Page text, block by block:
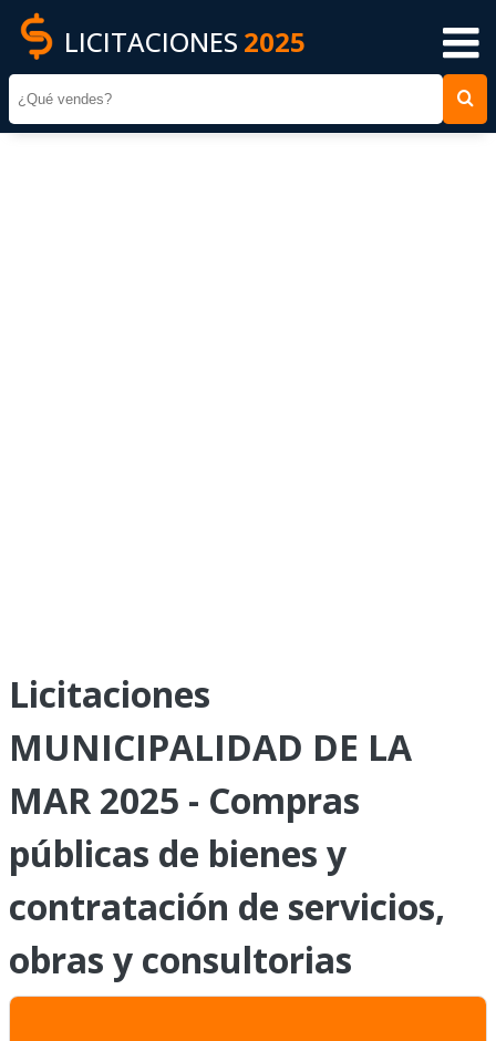
LICITACIONES 2025
Licitaciones
MUNICIPALIDAD DE LA
MAR 2025 - Compras
públicas de bienes y
contratación de servicios,
obras y consultorias